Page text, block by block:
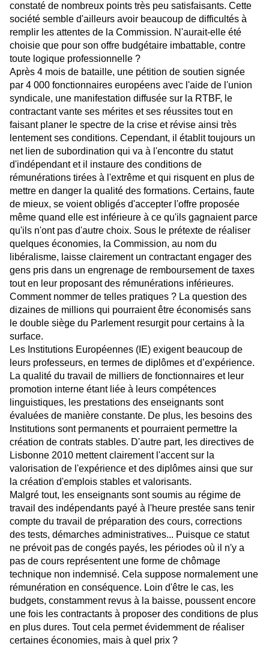
constaté de nombreux points très peu satisfaisants. Cette
société semble d'ailleurs avoir beaucoup de difficultés à
remplir les attentes de la Commission. N'aurait-elle été
choisie que pour son offre budgétaire imbattable, contre
toute logique professionnelle ?
Après 4 mois de bataille, une pétition de soutien signée
par 4 000 fonctionnaires européens avec l'aide de l'union
syndicale, une manifestation diffusée sur la RTBF, le
contractant vante ses mérites et ses réussites tout en
faisant planer le spectre de la crise et révise ainsi très
lentement ses conditions. Cependant, il établit toujours un
net lien de subordination qui va à l'encontre du statut
d'indépendant et il instaure des conditions de
rémunérations tirées à l'extrême et qui risquent en plus de
mettre en danger la qualité des formations. Certains, faute
de mieux, se voient obligés d'accepter l'offre proposée
même quand elle est inférieure à ce qu'ils gagnaient parce
qu'ils n'ont pas d'autre choix. Sous le prétexte de réaliser
quelques économies, la Commission, au nom du
libéralisme, laisse clairement un contractant engager des
gens pris dans un engrenage de remboursement de taxes
tout en leur proposant des rémunérations inférieures.
Comment nommer de telles pratiques ? La question des
dizaines de millions qui pourraient être économisés sans
le double siège du Parlement resurgit pour certains à la
surface.
Les Institutions Européennes (IE) exigent beaucoup de
leurs professeurs, en termes de diplômes et d’expérience.
La qualité du travail de milliers de fonctionnaires et leur
promotion interne étant liée à leurs compétences
linguistiques, les prestations des enseignants sont
évaluées de manière constante. De plus, les besoins des
Institutions sont permanents et pourraient permettre la
création de contrats stables. D'autre part, les directives de
Lisbonne 2010 mettent clairement l'accent sur la
valorisation de l'expérience et des diplômes ainsi que sur
la création d'emplois stables et valorisants.
Malgré tout, les enseignants sont soumis au régime de
travail des indépendants payé à l'heure prestée sans tenir
compte du travail de préparation des cours, corrections
des tests, démarches administratives... Puisque ce statut
ne prévoit pas de congés payés, les périodes où il n'y a
pas de cours représentent une forme de chômage
technique non indemnisé. Cela suppose normalement une
rémunération en conséquence. Loin d'être le cas, les
budgets, constamment revus à la baisse, poussent encore
une fois les contractants à proposer des conditions de plus
en plus dures. Tout cela permet évidemment de réaliser
certaines économies, mais à quel prix ?